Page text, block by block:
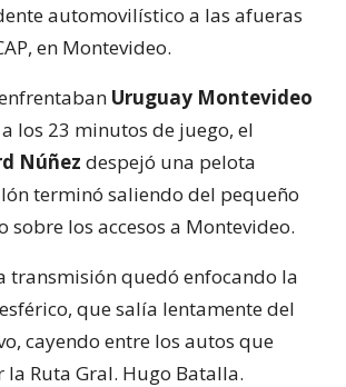
automovilístico a las afueras
en Montevideo.
Uruguay Montevideo
los 23 minutos de juego, el
Núñez despejó una pelota
terminó saliendo del pequeño
sobre los accesos a Montevideo.
transmisión quedó enfocando la
que salía lentamente del
cayendo entre los autos que
Ruta Gral. Hugo Batalla.